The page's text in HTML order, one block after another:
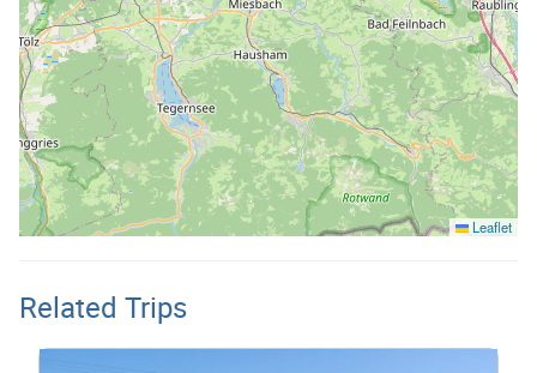
Leaflet
Related Trips